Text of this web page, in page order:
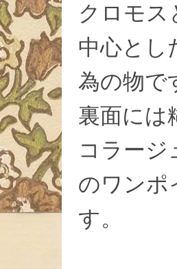
クロモス
中心とし
為の物で
裏面には
コラー
のワンポ
す。